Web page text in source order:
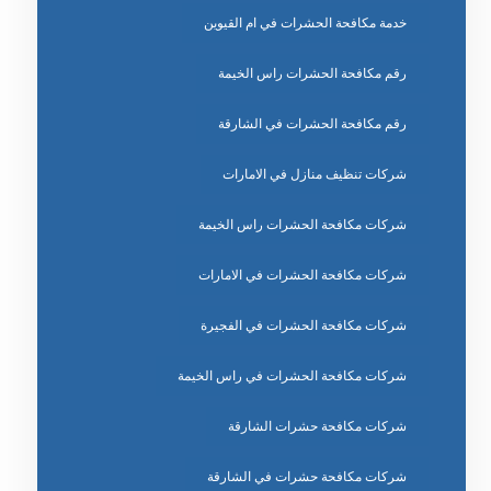
خدمة مكافحة الحشرات في ام القيوين
رقم مكافحة الحشرات راس الخيمة
رقم مكافحة الحشرات في الشارقة
شركات تنظيف منازل في الامارات
شركات مكافحة الحشرات راس الخيمة
شركات مكافحة الحشرات في الامارات
شركات مكافحة الحشرات في الفجيرة
شركات مكافحة الحشرات في راس الخيمة
شركات مكافحة حشرات الشارقة
شركات مكافحة حشرات في الشارقة